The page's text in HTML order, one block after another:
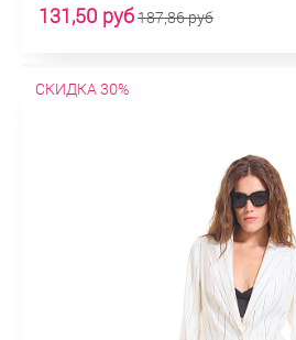
131,50 руб187,86 руб
СКИДКА 30%